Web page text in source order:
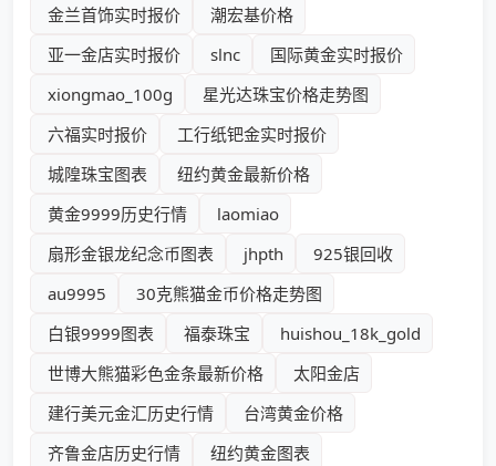
金兰首饰实时报价
潮宏基价格
亚一金店实时报价
slnc
国际黄金实时报价
xiongmao_100g
星光达珠宝价格走势图
六福实时报价
工行纸钯金实时报价
城隍珠宝图表
纽约黄金最新价格
黄金9999历史行情
laomiao
扇形金银龙纪念币图表
jhpth
925银回收
au9995
30克熊猫金币价格走势图
白银9999图表
福泰珠宝
huishou_18k_gold
世博大熊猫彩色金条最新价格
太阳金店
建行美元金汇历史行情
台湾黄金价格
齐鲁金店历史行情
纽约黄金图表